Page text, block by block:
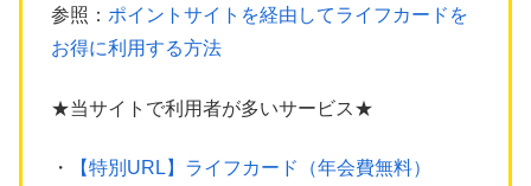
参照： ポイントサイトを経由してライフカードを
お得に利用する方法
★当サイトで利用者が多いサービス★
・ 【特別URL】ライフカード（年会費無料）